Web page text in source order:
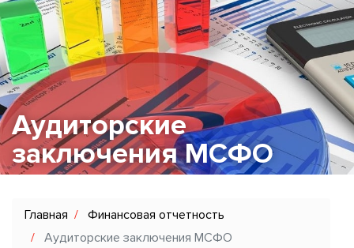
Аудиторские
заключения МСФО
Главная
Финансовая отчетность
Аудиторские заключения МСФО